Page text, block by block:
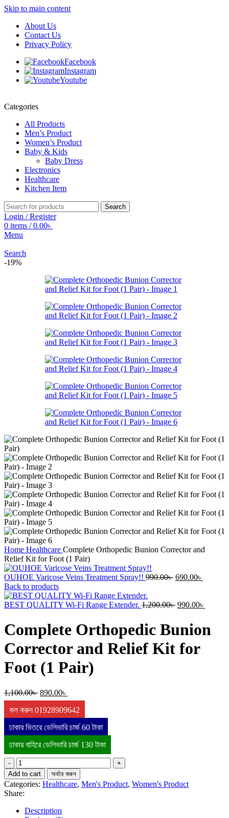
Skip to main content
About Us
Contact Us
Privacy Policy
Facebook
Instagram
Youtube
Categories
All Products
Men’s Product
Women’s Product
Baby & Kids
Baby Dress
Electronics
Healthcare
Kitchen Item
Search
Login / Register
0 items / 0.00৳
Menu
Search
-19%
Home Healthcare Complete Orthopedic Bunion Corrector and
Relief Kit for Foot (1 Pair)
OUHOE Varicose Veins Treatment Spray!! 990.00৳ Original
990.00৳ .
690.00৳
Back to products
BEST QUALITY Wi-Fi Range Extender. 1,200.00৳ Original
was:
1,200.00৳ .
990.00৳
Complete Orthopedic Bunion
Corrector and Relief Kit for
Foot (1 Pair)
1,100.00৳ Original
price
was:
1,100.00৳ .
890.00৳
price
is:
890.00৳ .
কল করুন 01928909642
ঢাকার ভিতরে ডেলিভারি চার্জ 60 টাকা
ঢাকার বাহিরে ডেলিভারি চার্জ 130 টাকা
Complete
Orthopedic
Bunion
Corrector
and
Relief
Add to cart অর্ডার করুন
Categories: Healthcare, Men's Product, Women's Product
Share:
Description